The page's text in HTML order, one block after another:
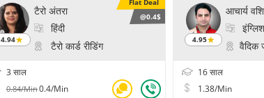
Flat Deal
@0.4$
4.94
टैरो अंतरा
हिंदी
टैरो कार्ड रीडिंग
3 साल
0.84/Min0.4/Min
4.95
आचार्य
वैदिक
16 साल
1.38/Min